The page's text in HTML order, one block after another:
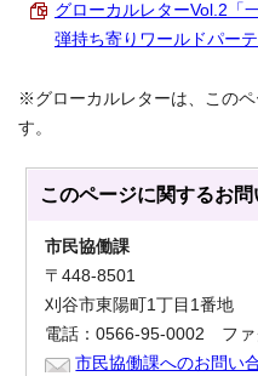
グローカルレターVol.2「
弾持ち寄りワールドパー
※グローカルレターは、この
す。
このページに関するお
市民協働課
〒448-8501
刈谷市東陽町1丁目1番地
電話：0566-95-0002 ファ
市民協働課へのお問い